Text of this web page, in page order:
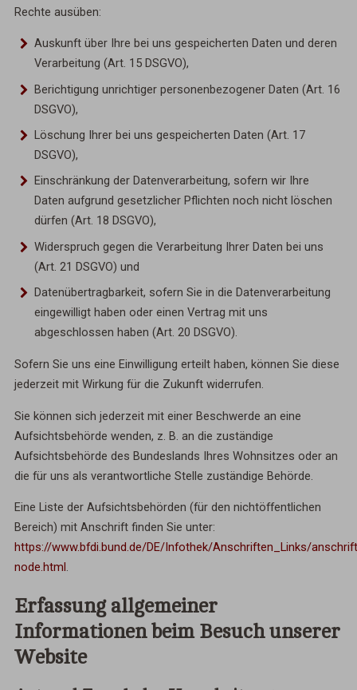
Rechte ausüben:
Auskunft über Ihre bei uns gespeicherten Daten und deren
Verarbeitung (Art. 15 DSGVO),
Berichtigung unrichtiger personenbezogener Daten (Art. 16
DSGVO),
Löschung Ihrer bei uns gespeicherten Daten (Art. 17
DSGVO),
Einschränkung der Datenverarbeitung, sofern wir Ihre
Daten aufgrund gesetzlicher Pflichten noch nicht löschen
dürfen (Art. 18 DSGVO),
Widerspruch gegen die Verarbeitung Ihrer Daten bei uns
(Art. 21 DSGVO) und
Datenübertragbarkeit, sofern Sie in die Datenverarbeitung
eingewilligt haben oder einen Vertrag mit uns
abgeschlossen haben (Art. 20 DSGVO).
Sofern Sie uns eine Einwilligung erteilt haben, können Sie diese
jederzeit mit Wirkung für die Zukunft widerrufen.
Sie können sich jederzeit mit einer Beschwerde an eine
Aufsichtsbehörde wenden, z. B. an die zuständige
Aufsichtsbehörde des Bundeslands Ihres Wohnsitzes oder an
die für uns als verantwortliche Stelle zuständige Behörde.
Eine Liste der Aufsichtsbehörden (für den nichtöffentlichen
Bereich) mit Anschrift finden Sie unter:
https://www.bfdi.bund.de/DE/Infothek/Anschriften_Links/
node.html.
Erfassung allgemeiner
Informationen beim Besuch unserer
Website